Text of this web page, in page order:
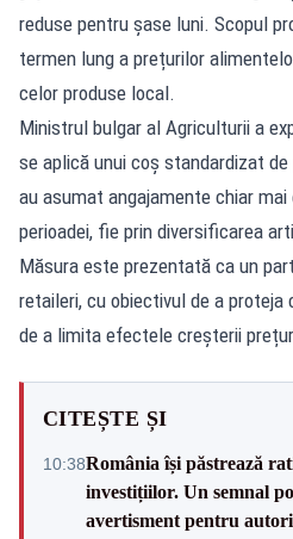
reduse pentru șase luni. Scopul
termen lung a prețurilor
celor produse local.
Ministrul bulgar al Agriculturii a
se aplică unui coș standardizat
au asumat angajamente chiar
perioadei, fie prin diversificarea
Măsura este prezentată ca un
retaileri, cu obiectivul de a proteja
de a limita efectele creșterii
CITEȘTE ȘI
10:38România își păstrează
investițiilor. Un semnal
avertisment pentru